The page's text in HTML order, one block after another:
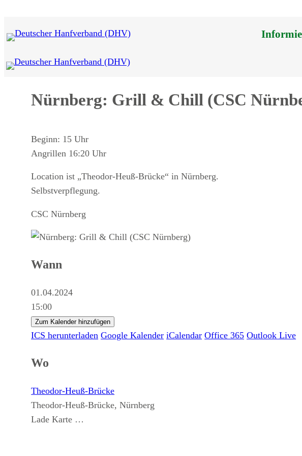
springen
Nürnberg: Grill & Chill (CSC
Beginn: 15 Uhr
Angrillen 16:20 Uhr
Location ist „Theodor-Heuß-Brücke“ in Nürnberg.
Selbstverpflegung.
CSC Nürnberg
Wann
01.04.2024
15:00
Zum Kalender hinzufügen
ICS herunterladen Google Kalender iCalendar Office 365 Outlook Live
Wo
Theodor-Heuß-Brücke
Theodor-Heuß-Brücke, Nürnberg
Lade Karte …